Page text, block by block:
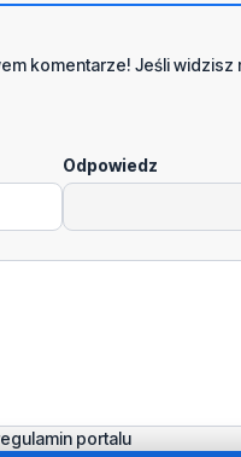
komentarze! Jeśli
Odpowiedz
portalu